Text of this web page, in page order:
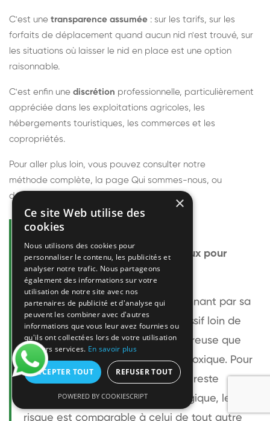
C'est une transparence assumée : sur les tarifs, sur les
forfaits de déplacement quand aucun nid n'est trouvé, sur
les situations où laisser le nid en place est une option
raisonnable.
C'est enfin une discrétion professionnelle, particulièrement
appréciée dans les exploitations agricoles, les
hébergements touristiques, les commerces et les
copropriétés.
Pour aller plus loin, vous pouvez consulter notre
méthode complète, la page Qui sommes-nous, ou
découvrir
Questions fréquentes
Le frelon européen est-il dangereux pour
l'homme ?
Le frelon européen est impressionnant par sa
taille mais relativement peu agressif loin de
son nid. Sa piqûre est plus douloureuse que
celle d'une guêpe sans être plus toxique. Pour
une personne non allergique, elle reste
bénigne. Pour une personne allergique, le
risque est comparable à celui de tout autre
×
Ce site Web utilise des
cookies
Nous utilisons des cookies pour
personnaliser le contenu, les publicités et
analyser notre trafic. Nous partageons
également des informations sur votre
utilisation de notre site avec nos
partenaires de publicité et d'analyse qui
peuvent les combiner avec d'autres
informations que vous leur avez fournies ou
qu'ils ont collectées lors de votre utilisation
de leurs services. En savoir plus
ACCEPTER TOUT REFUSER TOUT
POWERED BY COOKIESCRIPT